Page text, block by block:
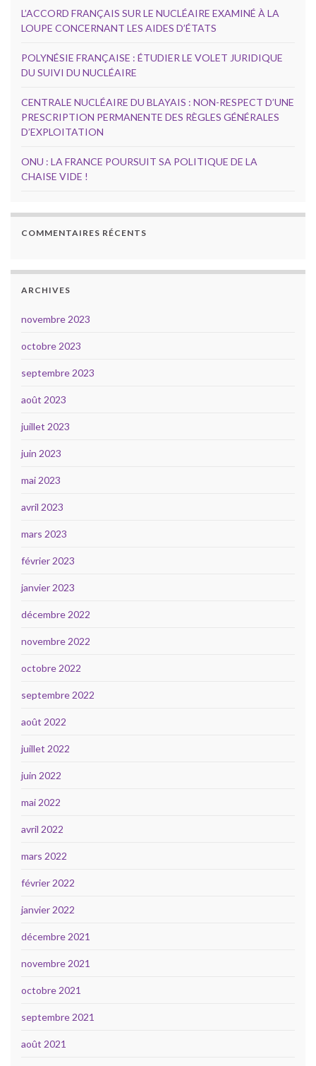
L’ACCORD FRANÇAIS SUR LE NUCLÉAIRE EXAMINÉ À LA
LOUPE CONCERNANT LES AIDES D’ÉTATS
POLYNÉSIE FRANÇAISE : ÉTUDIER LE VOLET JURIDIQUE
DU SUIVI DU NUCLÉAIRE
CENTRALE NUCLÉAIRE DU BLAYAIS : NON-RESPECT D’UNE
PRESCRIPTION PERMANENTE DES RÈGLES GÉNÉRALES
D’EXPLOITATION
ONU : LA FRANCE POURSUIT SA POLITIQUE DE LA
CHAISE VIDE !
COMMENTAIRES RÉCENTS
ARCHIVES
novembre 2023
octobre 2023
septembre 2023
août 2023
juillet 2023
juin 2023
mai 2023
avril 2023
mars 2023
février 2023
janvier 2023
décembre 2022
novembre 2022
octobre 2022
septembre 2022
août 2022
juillet 2022
juin 2022
mai 2022
avril 2022
mars 2022
février 2022
janvier 2022
décembre 2021
novembre 2021
octobre 2021
septembre 2021
août 2021